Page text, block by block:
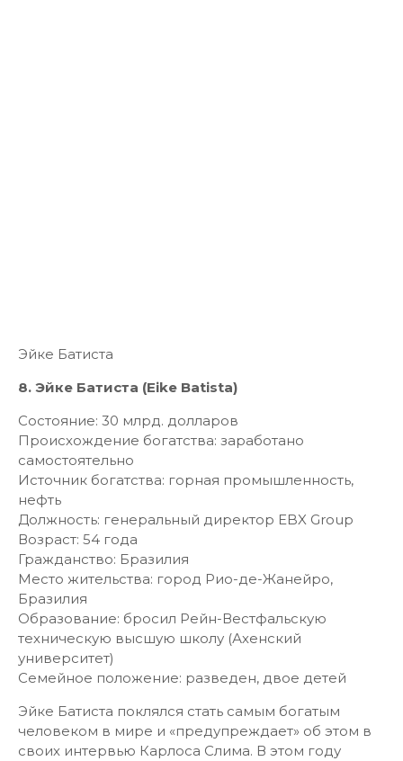
Эйке Батиста
8. Эйке Батиста (Eike Batista)
Состояние: 30 млрд. долларов
Происхождение богатства: заработано
самостоятельно
Источник богатства: горная промышленность,
нефть
Должность: генеральный директор EBX Group
Возраст: 54 года
Гражданство: Бразилия
Место жительства: город Рио-де-Жанейро,
Бразилия
Образование: бросил Рейн-Вестфальскую
техническую высшую школу (Ахенский
университет)
Семейное положение: разведен, двое детей
Эйке Батиста поклялся стать самым богатым
человеком в мире и «предупреждает» об этом в
своих интервью Карлоса Слима. В этом году